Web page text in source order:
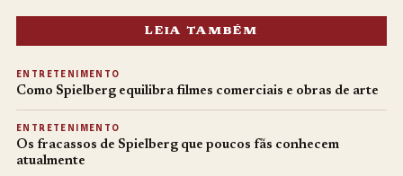
LEIA TAMBÉM
ENTRETENIMENTO
Como Spielberg equilibra filmes comerciais e obras de arte
ENTRETENIMENTO
Os fracassos de Spielberg que poucos fãs conhecem
atualmente